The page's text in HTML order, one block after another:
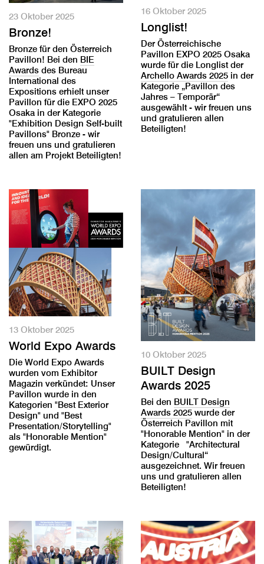
23 Oktober 2025
Bronze!
Bronze für den Österreich
Pavillon! Bei den BIE
Awards des Bureau
International des
Expositions erhielt unser
Pavillon für die EXPO 2025
Osaka in der Kategorie
"Exhibition Design Self-built
Pavillons" Bronze - wir
freuen uns und gratulieren
allen am Projekt Beteiligten!
16 Oktober 2025
Longlist!
Der Österreichische
Pavillon EXPO 2025 Osaka
wurde für die Longlist der
Archello Awards 2025 in der
Kategorie „Pavillon des
Jahres – Temporär“
ausgewählt - wir freuen uns
und gratulieren allen
Beteiligten!
13 Oktober 2025
World Expo Awards
Die World Expo Awards
wurden vom Exhibitor
Magazin verkündet: Unser
Pavillon wurde in den
Kategorien "Best Exterior
Design" und "Best
Presentation/Storytelling"
als "Honorable Mention"
gewürdigt.
10 Oktober 2025
BUILT Design
Awards 2025
Bei den BUILT Design
Awards 2025 wurde der
Österreich Pavillon mit
"Honorable Mention" in der
Kategorie "Architectural
Design/Cultural“
ausgezeichnet. Wir freuen
uns und gratulieren allen
Beteiligten!